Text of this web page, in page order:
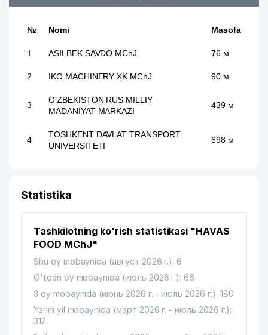
№ Nomi Masofa
1 ASILBEK SAVDO MChJ 76 м
2 IKO MACHINERY XK MChJ 90 м
3
O'ZBEKISTON RUS MILLIY
MADANIYAT MARKAZI
439 м
4
TOSHKENT DAVLAT TRANSPORT
UNIVERSITETI
698 м
Statistika
Tashkilotning ko'rish statistikasi "HAVAS
FOOD MChJ"
Shu oy mobaynida (август 2026 г.): 6
O'tgan oy mobaynida (июль 2026 г.): 66
3 oy mobaynida (июнь 2026 г. - июль 2026 г.): 180
Yarim yil mobaynida (март 2026 г. - июль 2026 г.):
312